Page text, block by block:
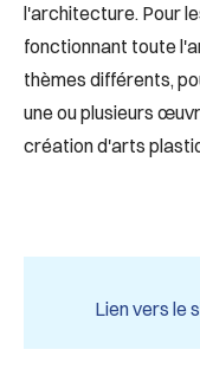
l'architecture. Pour
fonctionnant toute
thèmes différents,
une ou plusieurs
création d'arts
Lien vers le